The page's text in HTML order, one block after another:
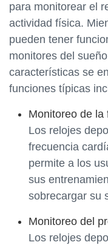
para monitorear el
actividad física.
pueden tener
monitores del
características se
funciones típicas
Monitoreo de la
Los relojes
frecuencia
permite a los
sus
sobrecargar su
Monitoreo del
Los relojes